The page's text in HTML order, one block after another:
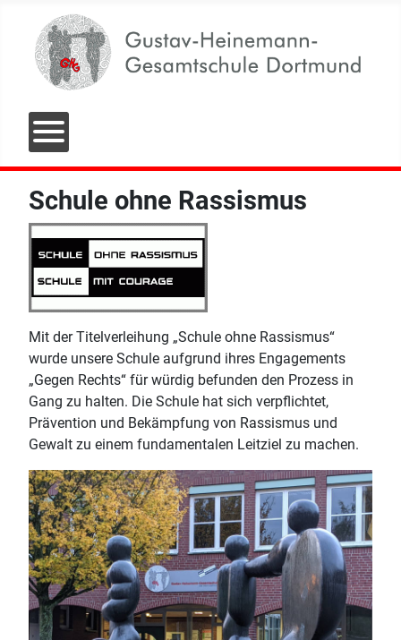
Schule ohne Rassismus
Mit der Titelverleihung „Schule ohne Rassismus“
wurde unsere Schule aufgrund ihres Engagements
„Gegen Rechts“ für würdig befunden den Prozess in
Gang zu halten. Die Schule hat sich verpflichtet,
Prävention und Bekämpfung von Rassismus und
Gewalt zu einem fundamentalen Leitziel zu machen.